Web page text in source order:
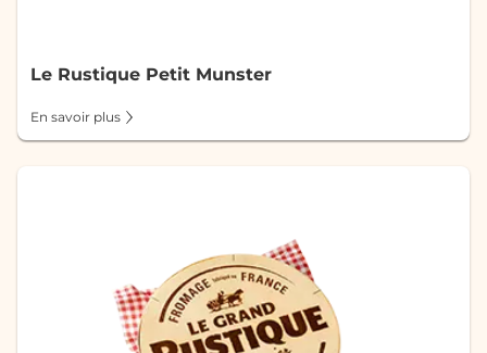
Le Rustique Petit Munster
En savoir plus